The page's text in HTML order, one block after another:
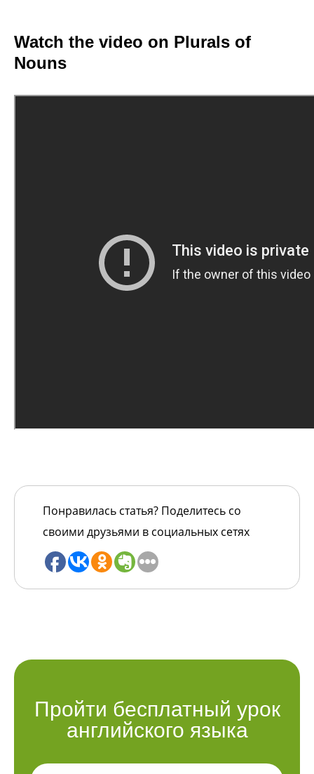
Watch the video on Plurals of
Nouns
Понравилась статья? Поделитесь со
своими друзьями в социальных сетях
Пройти бесплатный урок
английского языка